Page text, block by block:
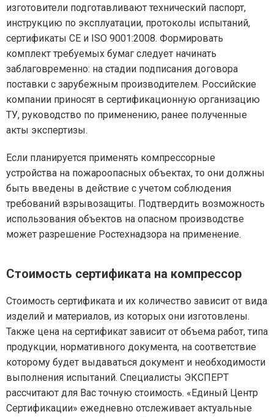
изготовители подготавливают технический паспорт,
инструкцию по эксплуатации, протоколы испытаний,
сертификаты СЕ и ISO 9001:2008. Формировать
комплект требуемых бумаг следует начинать
заблаговременно: на стадии подписания договора
поставки с зарубежным производителем. Российские
компании приносят в сертификационную организацию
ТУ, руководство по применению, ранее полученные
акты экспертизы.
Если планируется применять компрессорные
устройства на пожароопасных объектах, то они должны
быть введены в действие с учетом соблюдения
требований взрывозащиты. Подтвердить возможность
использования объектов на опасном производстве
может разрешение Ростехнадзора на применение.
Стоимость сертификата на компрессор
Стоимость сертификата и их количество зависит от вида
изделий и материалов, из которых они изготовлены.
Также цена на сертификат зависит от объема работ, типа
продукции, нормативного документа, на соответствие
которому будет выдаваться документ и необходимости
выполнения испытаний. Специалисты ЭКСПЕРТ
рассчитают для Вас точную стоимость. «Единый Центр
Сертификации» ежедневно отслеживает актуальные